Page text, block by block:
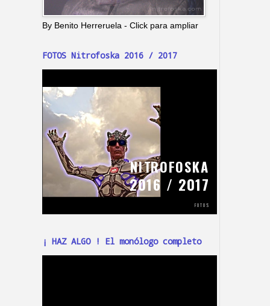
By Benito Herreruela - Click para ampliar
FOTOS Nitrofoska 2016 / 2017
¡ HAZ ALGO ! El monólogo completo